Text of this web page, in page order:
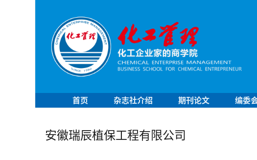
首页 杂志社介绍 期刊论文 编委
安徽瑞辰植保工程有限公司